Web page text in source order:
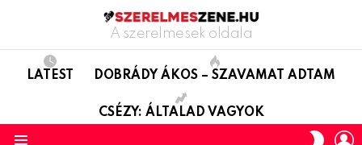
A szerelmesek oldala
LATEST DOBRÁDY ÁKOS – SZAVAMAT ADTAM
CSÉZY: ÁLTALAD VAGYOK